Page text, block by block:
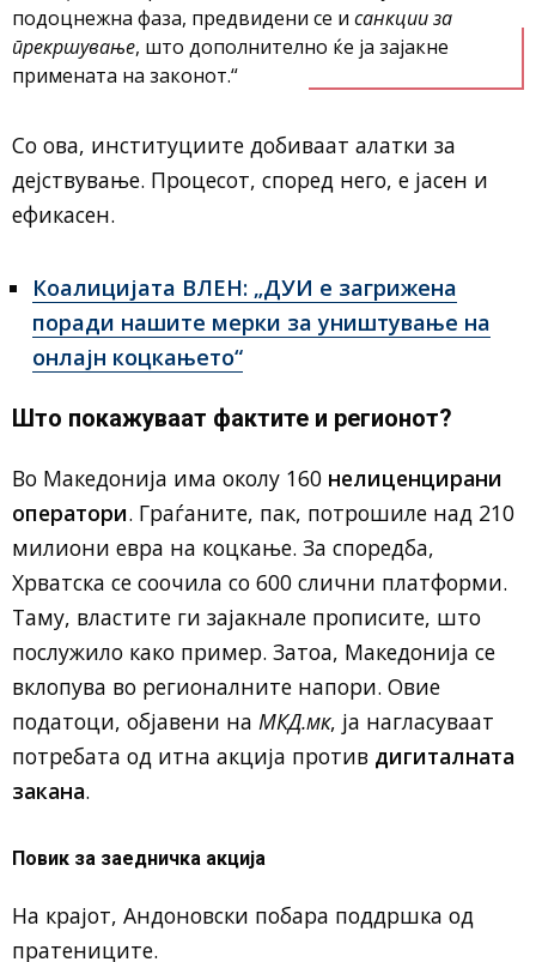
подоцнежна фаза, предвидени се и санкции за
прекршување, што дополнително ќе ја зајакне
примената на законот.“
Со ова, институциите добиваат алатки за
дејствување. Процесот, според него, е јасен и
ефикасен.
Коалицијата ВЛЕН: „ДУИ е загрижена
поради нашите мерки за уништување на
онлајн коцкањето“
Што покажуваат фактите и регионот?
Во Македонија има околу 160 нелиценцирани
оператори. Граѓаните, пак, потрошиле над 210
милиони евра на коцкање. За споредба,
Хрватска се соочила со 600 слични платформи.
Таму, властите ги зајакнале прописите, што
послужило како пример. Затоа, Македонија се
вклопува во регионалните напори. Овие
податоци, објавени на МКД.мк, ја нагласуваат
потребата од итна акција против дигиталната
закана.
Повик за заедничка акција
На крајот, Андоновски побара поддршка од
пратениците.